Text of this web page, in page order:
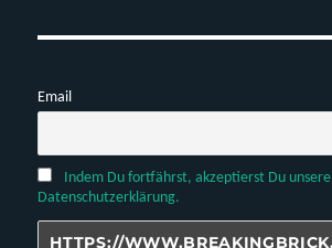
Email
Indem Du fortfährst, akzeptierst Du unsere
Datenschutzerklärung.